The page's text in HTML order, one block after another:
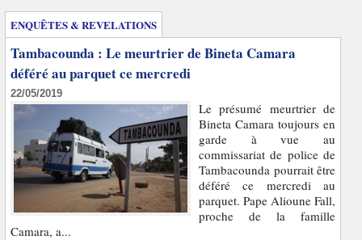
ENQUÊTES & REVELATIONS
Tambacounda : Le meurtrier de Bineta Camara
déféré au parquet ce mercredi
22/05/2019
Le présumé meurtrier de
Bineta Camara toujours en
garde à vue au
commissariat de police de
Tambacounda pourrait être
déféré ce mercredi au
parquet. Pape Alioune Fall,
proche de la famille
Camara, a...